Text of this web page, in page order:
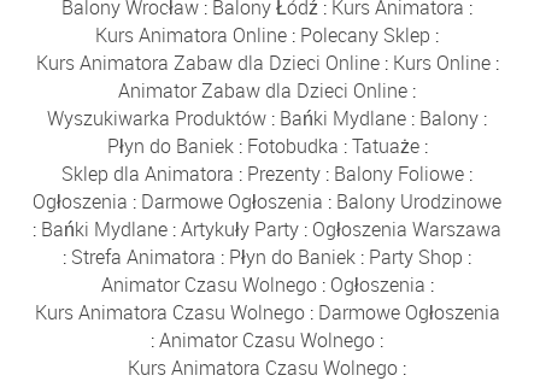
Balony Wrocław : Balony Łódź : Kurs Animatora :
Kurs Animatora Online : Polecany Sklep :
Kurs Animatora Zabaw dla Dzieci Online: Kurs Online:
Animator Zabaw dla Dzieci Online :
Wyszukiwarka Produktów : Bańki Mydlane : Balony :
Płyn do Baniek: Fotobudka :Tatuaże:
Sklep dla Animatora : Prezenty : Balony Foliowe :
Ogłoszenia : Darmowe Ogłoszenia : Balony Urodzinowe
: Bańki Mydlane :Artykuły Party : Ogłoszenia Warszawa
: Strefa Animatora : Płyn do Baniek : Party Shop :
Animator Czasu Wolnego: Ogłoszenia :
Kurs Animatora Czasu Wolnego: Darmowe Ogłoszenia
:Animator Czasu Wolnego :
Kurs Animatora Czasu Wolnego :